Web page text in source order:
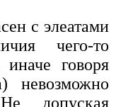
с элеатами
чего-то
иначе говоря
невозможно
допуская